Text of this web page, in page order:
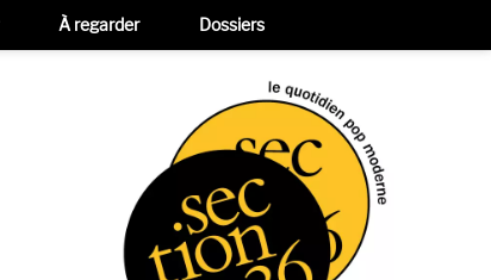
À regarder Dossiers